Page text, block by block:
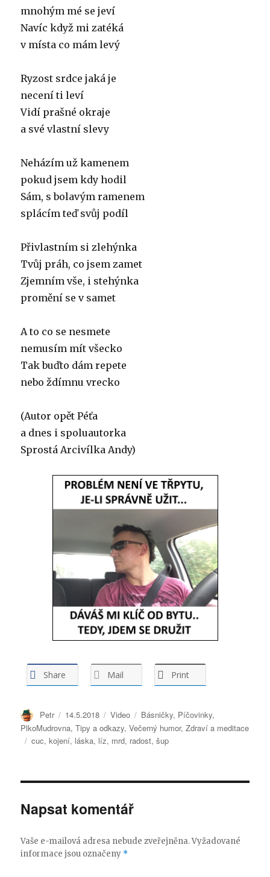
mnohým mé se jeví
Navíc když mi zatéká
v místa co mám levý
Ryzost srdce jaká je
necení ti leví
Vidí prašné okraje
a své vlastní slevy
Neházím už kamenem
pokud jsem kdy hodil
Sám, s bolavým ramenem
splácím teď svůj podíl
Přivlastním si zlehýnka
Tvůj práh, co jsem zamet
Zjemním vše, i stehýnka
promění se v samet
A to co se nesmete
nemusím mít všecko
Tak buďto dám repete
nebo ždímnu vrecko
(Autor opět Péťa
a dnes i spoluautorka
Sprostá Arcivílka Andy)
Share Mail Print
Autor:
Petr Publikováno:
14.5.2018 Formát:
Video Rubriky:
Básničky, Píčovinky,
PlkoMudrovna,Tipy a odkazy,Večerný humor,Zdraví a meditace
Štítky:
cuc,kojení, láska, líz, mrd, radost,šup
Napsat komentář
Vaše e-mailová adresa nebude zveřejněna.Vyžadované
informace jsou označeny *